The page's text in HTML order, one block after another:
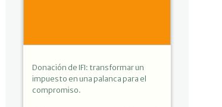
Donación de IFI: transformar un
impuesto en una palanca para el
compromiso.